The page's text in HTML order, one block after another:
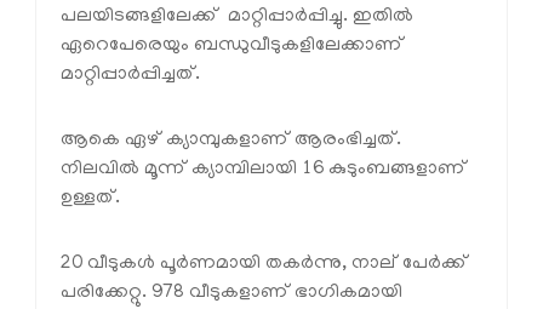
പലയിടങ്ങളിലേക്ക് മാറ്റിപ്പാര്‍പ്പിച്ചു. ഇതില്‍
ഏറെപേരെയും ബന്ധുവീടുകളിലേക്കാണ്
മാറ്റിപ്പാര്‍പ്പിച്ചത്.
ആകെ ഏഴ് ക്യാമ്പുകളാണ് ആരംഭിച്ചത്.
നിലവില്‍ മൂന്ന് ക്യാമ്പിലായി 16 കുടുംബങ്ങളാണ്
ഉള്ളത്.
20 വീടുകള്‍ പൂര്‍ണമായി തകര്‍ന്നു, നാല് പേര്‍ക്ക്
പരിക്കേറ്റു. 978 വീടുകളാണ് ഭാഗികമായി